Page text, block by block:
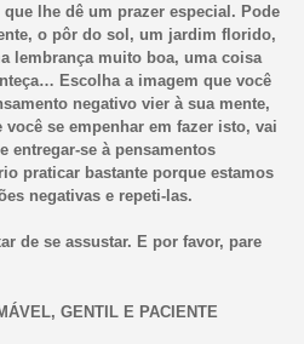
lhe dê um prazer especial. Pode
o pôr do sol, um jardim florido,
lembrança muito boa, uma coisa
Escolha a imagem que você
negativo vier à sua mente,
você se empenhar em fazer isto, vai
entregar-se à pensamentos
praticar bastante porque estamos
negativas e repeti-las.
de se assustar. E por favor, pare
GENTIL E PACIENTE